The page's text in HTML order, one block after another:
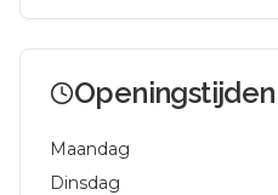
Openingstijden
Maandag
Dinsdag